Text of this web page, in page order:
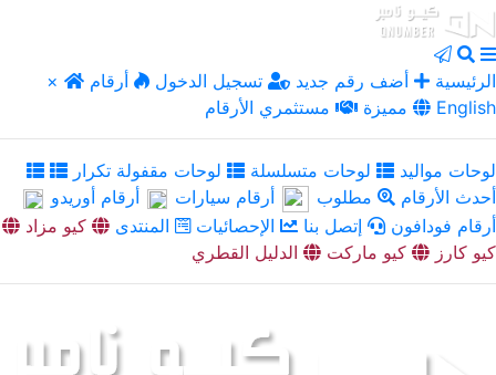
× الرئيسية أضف رقم جديد تسجيل الدخول
أرقام
مميزة
مستثمري الأرقام English
لوحات مواليد لوحات متسلسلة
لوحات مقفولة تكرار
أحدث الأرقام
مطلوب أرقام سيارات
أرقام أوريدو
أرقام فودافون
إتصل بنا الإحصائيات المنتدى
كيو مزاد
كيو كارز
كيو ماركت الدليل القطري